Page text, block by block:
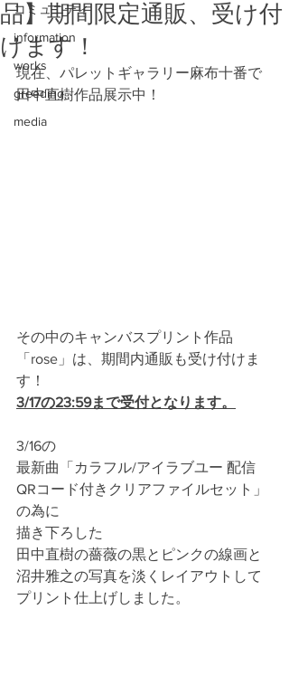
コミュニティ
information
works
greeding
media
品】期間限定通販、受け付
けます！
現在、パレットギャラリー麻布十番で
田中直樹作品展示中！
その中のキャンバスプリント作品
「rose」は、期間内通販も受け付けま
す！
3/17の23:59まで受付となります。
3/16の
最新曲「カラフル/アイラブユー 配信
QRコード付きクリアファイルセット」
の為に
描き下ろした
田中直樹の薔薇の黒とピンクの線画と
沼井雅之の写真を淡くレイアウトして
プリント仕上げしました。